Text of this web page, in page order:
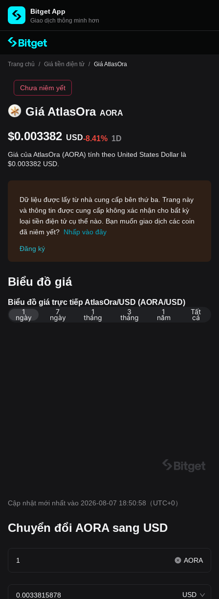
Bitget App
Giao dịch thông minh hơn
Trang chủ / Giá tiền điện tử / Giá AtlasOra
Giá AtlasOra AORA
Chưa niêm yết
$0.003382 USD-8.41% 1D
Giá của AtlasOra (AORA) tính theo United States Dollar là
$0.003382 USD.
Dữ liệu được lấy từ nhà cung cấp bên thứ ba. Trang này
và thông tin được cung cấp không xác nhận cho bất kỳ
loại tiền điện tử cụ thể nào. Bạn muốn giao dịch các coin
đã niêm yết? Nhấp vào đây
Đăng ký
Biểu đồ giá
Biểu đồ giá trực tiếp AtlasOra/USD (AORA/USD)
1
ngày
7
ngày
1
tháng
3
tháng
1
năm
Tất
cả
Cập nhật mới nhất vào 2026-08-07 18:50:58 （UTC+0）
Chuyển đổi AORA sang USD
AORA
USD